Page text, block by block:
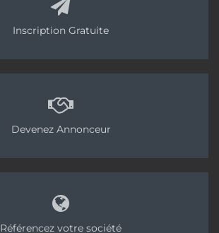
Inscription Gratuite
Devenez Annonceur
Référencez votre société